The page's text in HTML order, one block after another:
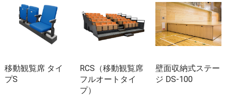
移動観覧席 タイ
プS
RCS（移動観覧席
フルオートタイ
プ）
壁面収納式ステー
ジ DS-100